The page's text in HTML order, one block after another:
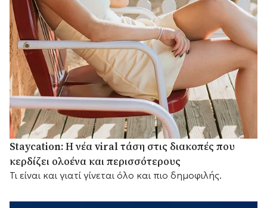
Staycation: Η νέα viral τάση στις διακοπές που
κερδίζει ολοένα και περισσότερους
Τι είναι και γιατί γίνεται όλο και πιο δημοφιλής.